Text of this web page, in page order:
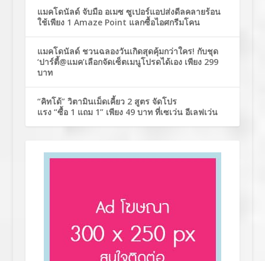
แมคโดนัลด์ จับมือ อเมซ ซูเปอร์แอปส่งดีลคลายร้อน
ใช้เพียง 1 Amaze Point แลกซื้อไอศกรีมโคน
แมคโดนัลด์ ชวนฉลองวันเกิดสุดคุ้มกว่าใคร! กับชุด
‘ปาร์ตี้@แมค’เลือกจัดเซ็ตเมนูโปรดได้เอง เพียง 299
บาท
“คิทโด้” วิตามินเม็ดเคี้ยว 2 สูตร จัดโปร
แรง “ซื้อ 1 แถม 1” เพียง 49 บาท ที่เซเว่น อีเลฟเว่น